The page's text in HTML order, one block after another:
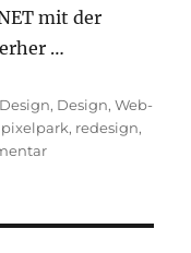
mit der
…
, Design,Web-
pixelpark, redesign,
zu